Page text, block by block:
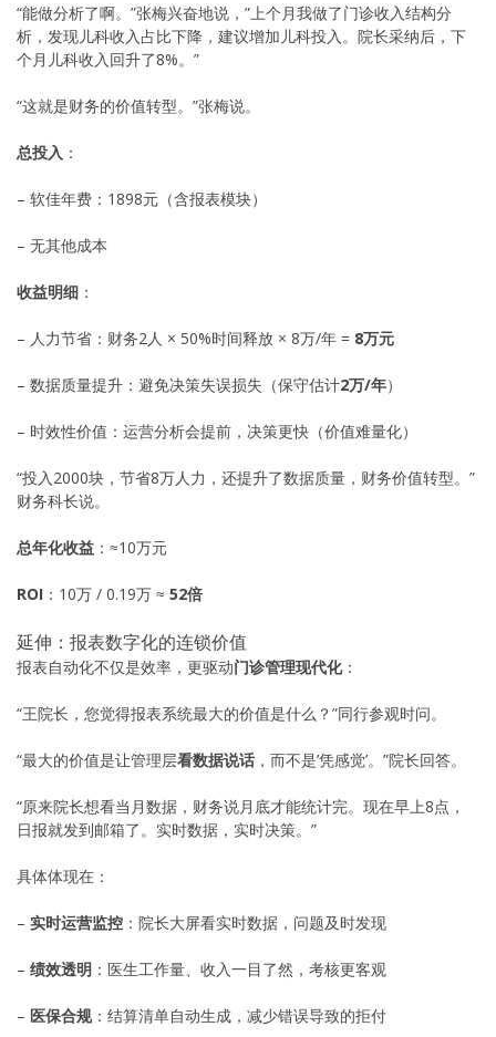
“能做分析了啊。”张梅兴奋地说，”上个月我做了门诊收入结构分
析，发现儿科收入占比下降，建议增加儿科投入。院长采纳后，下
个月儿科收入回升了8%。”
“这就是财务的价值转型。”张梅说。
总投入 ：
– 软佳年费：1898元（含报表模块）
– 无其他成本
收益明细 ：
– 人力节省：财务2人 × 50%时间释放 × 8万/年 = 8万元
– 数据质量提升：避免决策失误损失（保守估计2万/年）
– 时效性价值：运营分析会提前，决策更快（价值难量化）
“投入2000块，节省8万人力，还提升了数据质量，财务价值转型。”
财务科长说。
总年化收益 ：≈10万元
ROI ：10万 / 0.19万 ≈ 52倍
延伸：报表数字化的连锁价值
报表自动化不仅是效率，更驱动门诊管理现代化：
“王院长，您觉得报表系统最大的价值是什么？”同行参观时问。
“最大的价值是让管理层看数据说话 ，而不是’凭感觉’。”院长回答。
“原来院长想看当月数据，财务说月底才能统计完。现在早上8点，
日报就发到邮箱了。实时数据，实时决策。”
具体体现在：
– 实时运营监控 ：院长大屏看实时数据，问题及时发现
– 绩效透明 ：医生工作量、收入一目了然，考核更客观
– 医保合规：结算清单自动生成，减少错误导致的拒付